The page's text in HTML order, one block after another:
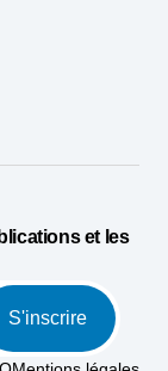
et les
S'inscrire